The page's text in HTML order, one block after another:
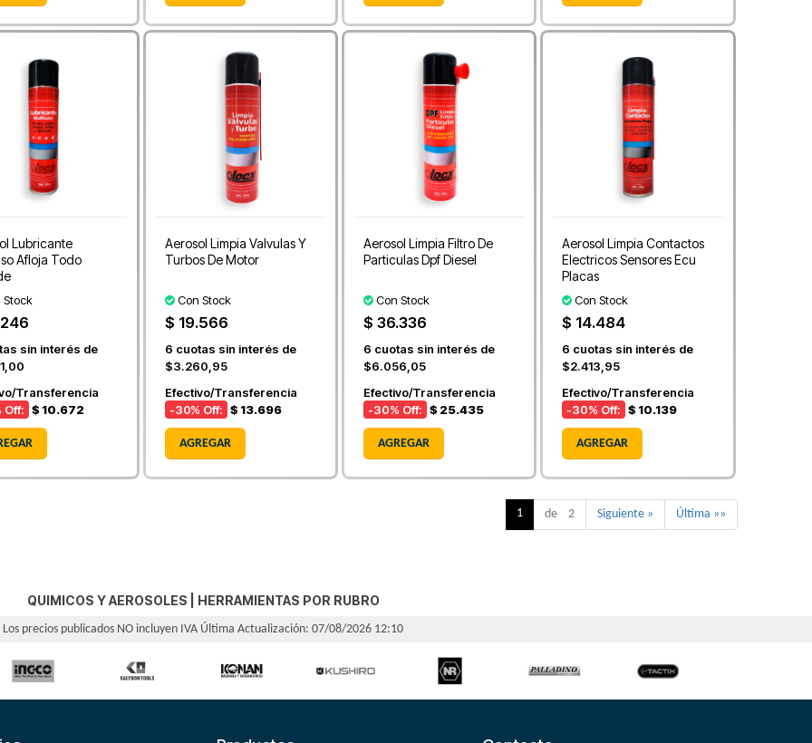
Lubricante
Afloja Todo
Stock
sin interés de
Transferencia
Off: $ 10.672
Aerosol Limpia Valvulas Y
Turbos De Motor
Con Stock
$ 19.566
6 cuotas sin interés de
$3.260,95
Efectivo/Transferencia
-30% Off: $ 13.696
AGREGAR
Aerosol Limpia Filtro De
Particulas Dpf Diesel
Con Stock
$ 36.336
6 cuotas sin interés de
$6.056,05
Efectivo/Transferencia
-30% Off: $ 25.435
AGREGAR
Aerosol Limpia Contactos
Electricos Sensores Ecu
Placas
Con Stock
$ 14.484
6 cuotas sin interés de
$2.413,95
Efectivo/Transferencia
-30% Off: $ 10.139
AGREGAR
1 de 2 Siguiente » Última »»
QUIMICOS Y AEROSOLES HERRAMIENTAS POR RUBRO
Los precios publicados NO incluyen IVA Última Actualización: 07/08/2026 12:10